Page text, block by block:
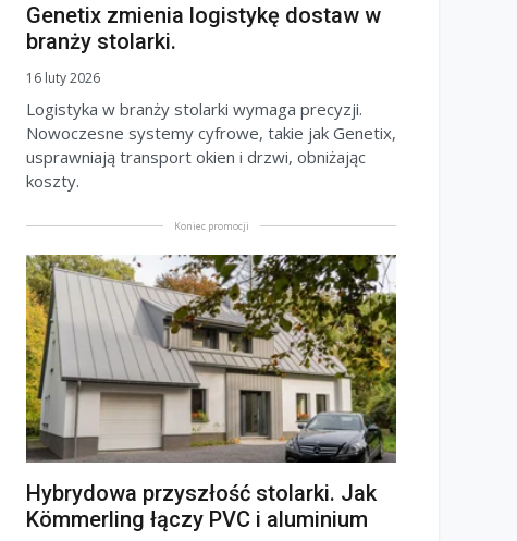
Genetix zmienia logistykę dostaw w
branży stolarki.
16 luty 2026
Logistyka w branży stolarki wymaga precyzji.
Nowoczesne systemy cyfrowe, takie jak Genetix,
usprawniają transport okien i drzwi, obniżając
koszty.
Koniec promocji
Hybrydowa przyszłość stolarki. Jak
Kömmerling łączy PVC i aluminium